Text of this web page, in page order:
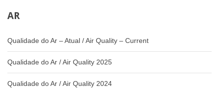
AR
Qualidade do Ar – Atual / Air Quality – Current
Qualidade do Ar / Air Quality 2025
Qualidade do Ar / Air Quality 2024